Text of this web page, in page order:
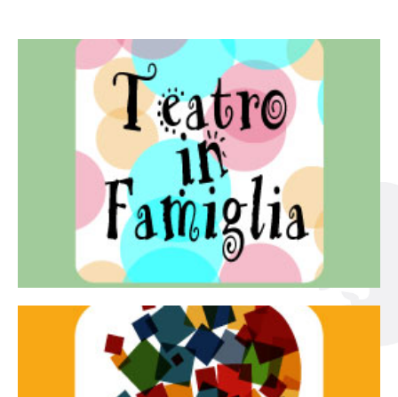
Teatro in famiglia
Teatro In Famiglia è una rassegna di teatro concepita
per far condividere e godere del teatro all’intera
famiglia.
Continua
Continua